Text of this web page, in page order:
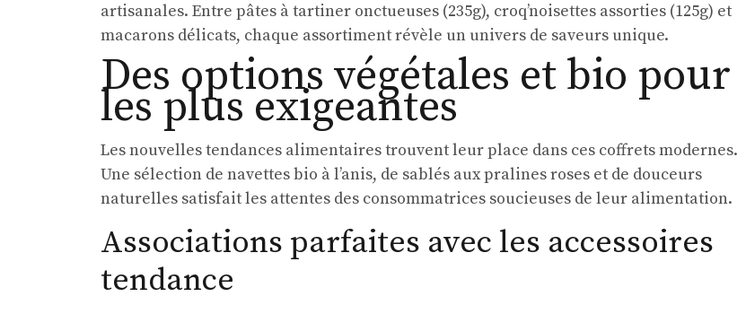
artisanales. Entre pâtes à tartiner onctueuses (235g), croq’noisettes assorties (125g) et
macarons délicats, chaque assortiment révèle un univers de saveurs unique.
Des options végétales et bio pour
les plus exigeantes
Les nouvelles tendances alimentaires trouvent leur place dans ces coffrets modernes.
Une sélection de navettes bio à l’anis, de sablés aux pralines roses et de douceurs
naturelles satisfait les attentes des consommatrices soucieuses de leur alimentation.
Associations parfaites avec les accessoires
tendance